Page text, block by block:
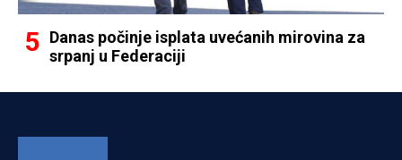
Danas počinje isplata uvećanih mirovina za
srpanj u Federaciji